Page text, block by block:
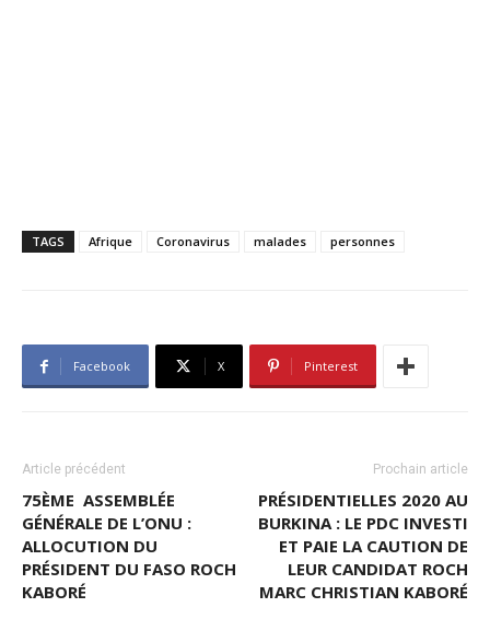
TAGS Afrique Coronavirus malades personnes
Facebook X Pinterest
Article précédent
75ÈME ASSEMBLÉE
GÉNÉRALE DE L’ONU :
ALLOCUTION DU
PRÉSIDENT DU FASO ROCH
KABORÉ
Prochain article
PRÉSIDENTIELLES 2020 AU
BURKINA : LE PDC INVESTI
ET PAIE LA CAUTION DE
LEUR CANDIDAT ROCH
MARC CHRISTIAN KABORÉ